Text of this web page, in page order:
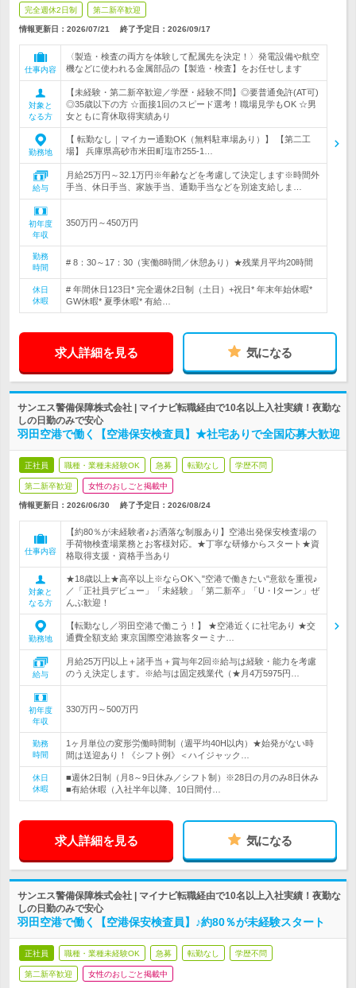
完全週休2日制 第二新卒歓迎
情報更新日：2026/07/21 終了予定日： 2026/09/17
仕事内容
〈製造・検査の両方を体験して配属先を決定！〉発電設備や航空
機などに使われる金属部品の【製造・検査】をお任せします
対象と
なる方
【未経験・第二新卒歓迎／学歴・経験不問】◎要普通免許(AT可)
◎35歳以下の方 ☆面接1回のスピード選考！職場見学もOK ☆男
女ともに育休取得実績あり
勤務地
【 転勤なし｜マイカー通勤OK（無料駐車場あり）】 【第二工
場】 兵庫県高砂市米田町塩市255-1…
給与
月給25万円～32.1万円※年齢などを考慮して決定します※時間外
手当、休日手当、家族手当、通勤手当などを別途支給しま…
初年度
年収
350万円～450万円
勤務
時間
# 8：30～17：30（実働8時間／休憩あり）★残業月平均20時間
休日
休暇
# 年間休日123日* 完全週休2日制（土日）+祝日* 年末年始休暇*
GW休暇* 夏季休暇* 有給…
求人詳細を見る 気になる
サンエス警備保障株式会社 | マイナビ転職経由で10名以上入社実績！夜勤な
しの日勤のみで安心
羽田空港で働く【空港保安検査員】★社宅ありで全国応募大歓迎
正社員 職種・業種未経験OK 急募 転勤なし 学歴不問
第二新卒歓迎 女性のおしごと掲載中
情報更新日：2026/06/30 終了予定日： 2026/08/24
仕事内容
【約80％が未経験者♪お洒落な制服あり】空港出発保安検査場の
手荷物検査場業務とお客様対応。★丁寧な研修からスタート★資
格取得支援・資格手当あり
対象と
なる方
★18歳以上★高卒以上※ならOK＼"空港で働きたい"意欲を重視♪
／「正社員デビュー」「未経験」「第二新卒」「U・Iターン」ぜ
んぶ歓迎！
勤務地
【転勤なし／羽田空港で働こう！】 ★空港近くに社宅あり ★交
通費全額支給 東京国際空港旅客ターミナ…
給与
月給25万円以上＋諸手当＋賞与年2回※給与は経験・能力を考慮
のうえ決定します。※給与は固定残業代（★月4万5975円…
初年度
年収
330万円～500万円
勤務
時間
1ヶ月単位の変形労働時間制（週平均40H以内）★始発がない時
間は送迎あり！《シフト例》＜ハイジャック…
休日
休暇
■週休2日制（月8～9日休み／シフト制）※28日の月のみ8日休み
■有給休暇（入社半年以降、10日間付…
求人詳細を見る 気になる
サンエス警備保障株式会社 | マイナビ転職経由で10名以上入社実績！夜勤な
しの日勤のみで安心
羽田空港で働く【空港保安検査員】♪約80％が未経験スタート
正社員 職種・業種未経験OK 急募 転勤なし 学歴不問
第二新卒歓迎 女性のおしごと掲載中